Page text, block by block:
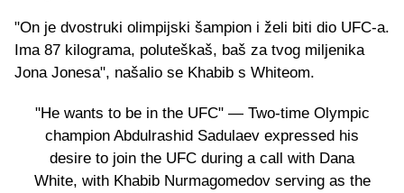
"On je dvostruki olimpijski šampion i želi biti dio UFC-a.
Ima 87 kilograma, poluteškaš, baš za tvog miljenika
Jona Jonesa", našalio se Khabib s Whiteom.
"He wants to be in the UFC" — Two-time Olympic
champion Abdulrashid Sadulaev expressed his
desire to join the UFC during a call with Dana
White, with Khabib Nurmagomedov serving as the